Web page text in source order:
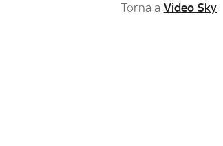
Torna a Video Sky